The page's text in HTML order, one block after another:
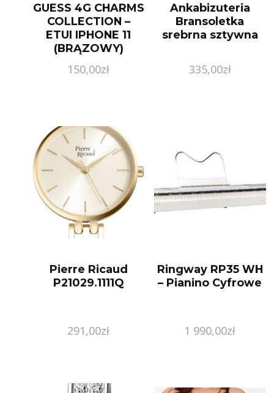
GUESS 4G CHARMS
COLLECTION –
ETUI IPHONE 11
(BRĄZOWY)
150,00zł
Ankabizuteria
Bransoletka
srebrna sztywna
335,00zł
Pierre Ricaud
P21029.1111Q
291,00zł
Ringway RP35 WH
– Pianino Cyfrowe
1 990,00zł